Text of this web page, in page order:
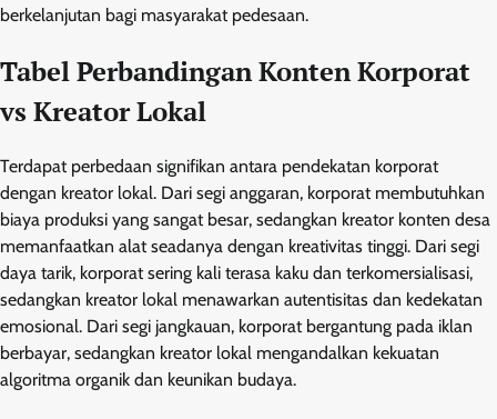
berkelanjutan bagi masyarakat pedesaan.
Tabel Perbandingan Konten Korporat
vs Kreator Lokal
Terdapat perbedaan signifikan antara pendekatan korporat
dengan kreator lokal. Dari segi anggaran, korporat membutuhkan
biaya produksi yang sangat besar, sedangkan kreator konten desa
memanfaatkan alat seadanya dengan kreativitas tinggi. Dari segi
daya tarik, korporat sering kali terasa kaku dan terkomersialisasi,
sedangkan kreator lokal menawarkan autentisitas dan kedekatan
emosional. Dari segi jangkauan, korporat bergantung pada iklan
berbayar, sedangkan kreator lokal mengandalkan kekuatan
algoritma organik dan keunikan budaya.